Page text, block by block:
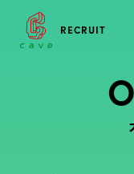
RECRUIT